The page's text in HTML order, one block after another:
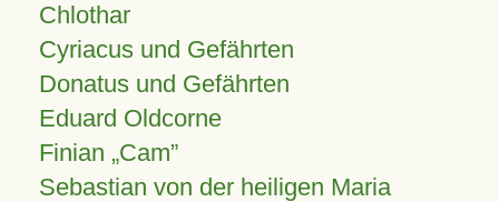
Chlothar
Cyriacus und Gefährten
Donatus und Gefährten
Eduard Oldcorne
Finian Cam
Sebastian von der heiligen Maria